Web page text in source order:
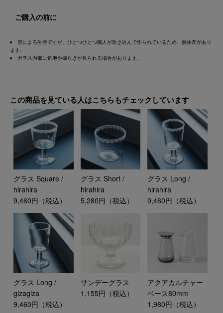
ご購入の前に
型による生産ですが、ひとつひとつ職人が吹き込んで作られているため、個体差があり
ます。
ガラス内部に気泡や揺らぎが見られる場合があります。
この商品を見ている人はこちらもチェックしています
グラス Square /
hirahira
9,460円（税込）
グラス Short /
hirahira
5,280円（税込）
グラス Long /
hirahira
9,460円（税込）
グラス Long /
gizagiza
9,460円（税込）
サンデーグラス
1,155円（税込）
アクアカルチャー
ベース80mm
1,980円（税込）